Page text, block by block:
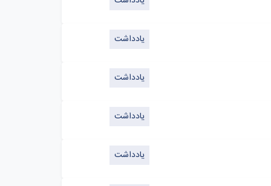
یادداشت
یادداشت
یادداشت
یادداشت